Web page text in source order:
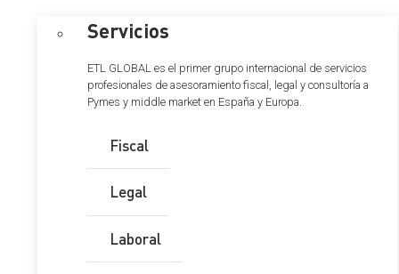
Servicios
ETL GLOBAL es el primer grupo internacional de servicios
profesionales de asesoramiento fiscal, legal y consultoría a
Pymes y middle market en España y Europa.
Fiscal
Legal
Laboral
TS: Inspección de Hacienda
puede precintar cajas de
seguridad en bancos sin
orden judicial